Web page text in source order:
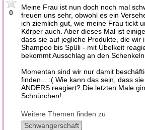
0
Meine Frau ist nun doch noch mal
freuen uns sehr, obwohl es ein
ich ziemlich gut, wie meine Frau tickt
Körper auch. Aber dieses Mal ist
dass sie auf jegliche Produkte, die wir
Shampoo bis Spüli - mit Übelkeit
bekommt Ausschlag an den Schenkeln.
Momentan sind wir nur damit
finden... :( Wie kann das sein, dass
ANDERS reagiert? Die letzten Male
Schnürchen!
Weitere Themen finden zu
Schwangerschaft